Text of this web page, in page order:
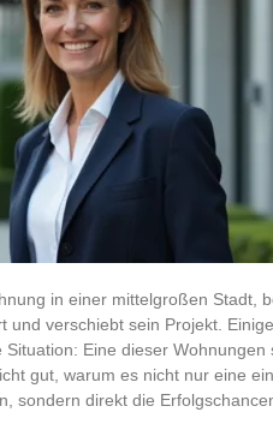
in einer mittelgroßen Stadt,
und verschiebt sein Projekt.
Eine dieser Wohnungen
gut, warum es nicht nur eine
sondern direkt die